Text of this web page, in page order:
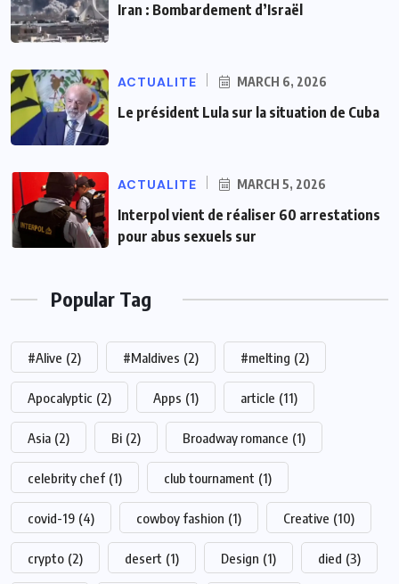
Iran : Bombardement d’Israël
ACTUALITE MARCH 6, 2026
Le président Lula sur la situation de Cuba
ACTUALITE MARCH 5, 2026
Interpol vient de réaliser 60 arrestations
pour abus sexuels sur
Popular Tag
#Alive (2) #Maldives (2) #melting (2)
Apocalyptic (2) Apps (1) article (11)
Asia (2) Bi (2) Broadway romance (1)
celebrity chef (1) club tournament (1)
covid-19 (4) cowboy fashion (1) Creative (10)
crypto (2) desert (1) Design (1) died (3)